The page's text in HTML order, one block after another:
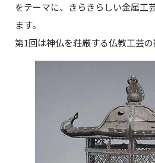
をテーマに、きらきらしい金属工
ます。
第1回は神仏を荘厳する仏教工芸の